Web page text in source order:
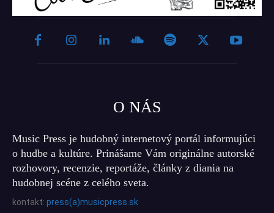
O NÁS
Music Press je hudobný internetový portál informujúci
o hudbe a kultúre. Prinášame Vám originálne autorské
rozhovory, recenzie, reportáže, články z diania na
hudobnej scéne z celého sveta.
kontakt: press(a)musicpress.sk